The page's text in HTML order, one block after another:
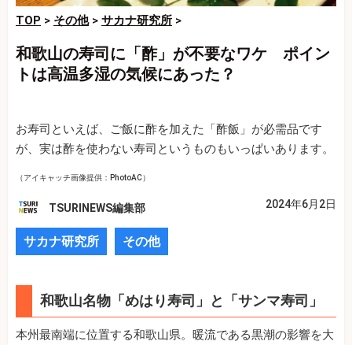
TOP > その他> サカナ研究所 >
和歌山の寿司に「酢」が不要なワケ ポイン
トは高温多湿の気候にあった？
お寿司といえば、ご飯に酢を加えた「酢飯」が必需品です
が、実は酢を使わない寿司というものもいっぱいあります。
（アイキャッチ画像提供：PhotoAC）
TSURINEWS編集部 2024年6月2日
サカナ研究所 その他
和歌山名物「めはり寿司」と「サンマ寿司」
本州最南端に位置する和歌山県。暖流である黒潮の影響を大